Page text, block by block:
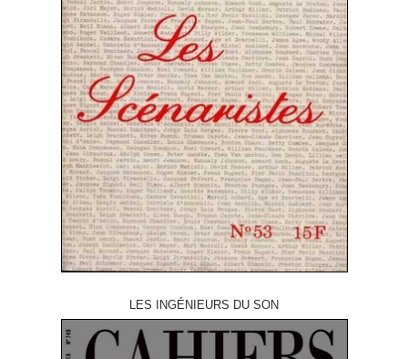
LES INGÉNIEURS DU SON